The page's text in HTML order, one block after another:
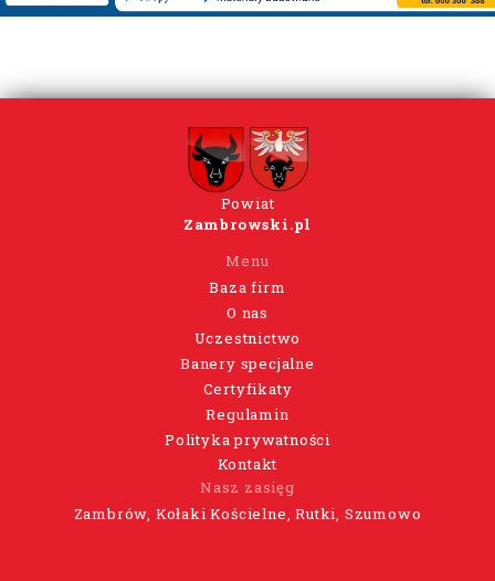
Powiat
Zambrowski.pl
Menu
Baza firm
O nas
Uczestnictwo
Banery specjalne
Certyfikaty
Regulamin
Polityka prywatności
Kontakt
Nasz zasięg
Zambrów, Kołaki Kościelne, Rutki, Szumowo